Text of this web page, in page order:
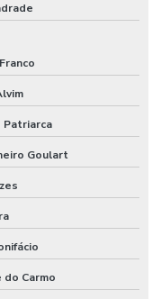
Patriarca
Goulart
do Carmo